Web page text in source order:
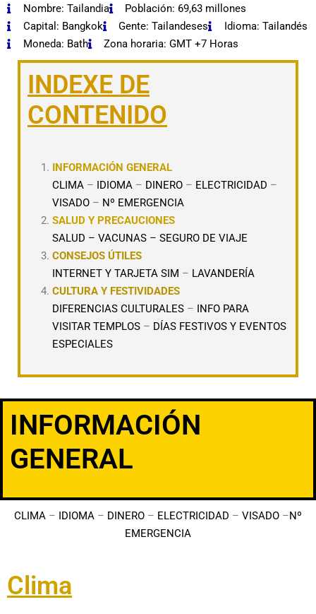
Nombre: Tailandia
Población: 69,63 millones
Capital: Bangkok
Gente: Tailandeses
Idioma: Tailandés
Moneda: Bath
Zona horaria: GMT +7 Horas
INDEXE DE
CONTENIDO
INFORMACIÓN GENERAL
CLIMA – IDIOMA – DINERO – ELECTRICIDAD –
VISADO – Nº EMERGENCIA
SALUD Y PRECAUCIONES
SALUD – VACUNAS – SEGURO DE VIAJE
CONSEJOS ÚTILES
INTERNET Y TARJETA SIM – LAVANDERÍA
CULTURA Y FESTIVIDADES
DIFERENCIAS CULTURALES – INFO PARA
VISITAR TEMPLOS – DÍAS FESTIVOS Y EVENTOS
ESPECIALES
INFORMACIÓN
GENERAL
CLIMA – IDIOMA – DINERO – ELECTRICIDAD – VISADO –Nº
EMERGENCIA
Clima